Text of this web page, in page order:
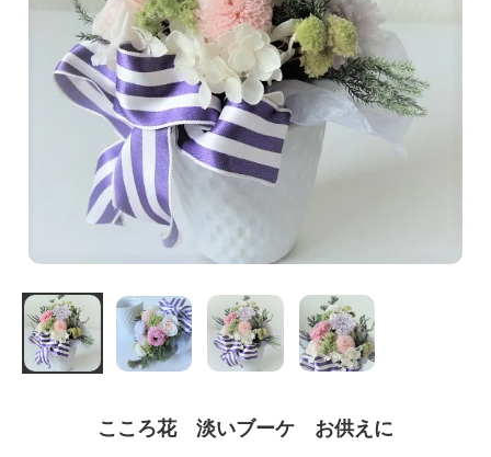
こころ花 淡いブーケ お供えに